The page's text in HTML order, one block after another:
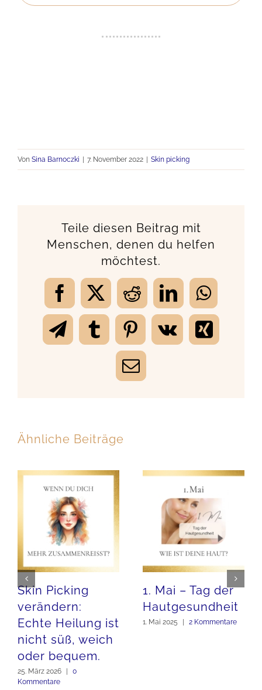
Von Sina Barnoczki 7. November 2022 Skin picking
Teile diesen Beitrag mit
Menschen, denen du helfen
möchtest.
Facebook
X RedditLinkedIn
TelegramTumblrPinterest
Vk Xing
E-
Ähnliche Beiträge
Die Ursachen
von Skin picking
23. Februar 2025
Ja, ich habe
keinen Uni-
Abschluss! So